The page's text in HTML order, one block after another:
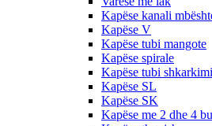
Kapëse kanali
Kapëse V
Kapëse tubi mangote
Kapëse spirale
Kapëse tubi shkarkimi
Kapëse SL
Kapëse SK
Kapëse me 2 dhe 4